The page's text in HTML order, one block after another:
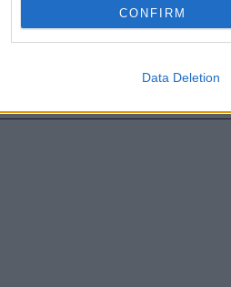
CONFIRM
Data Deletion